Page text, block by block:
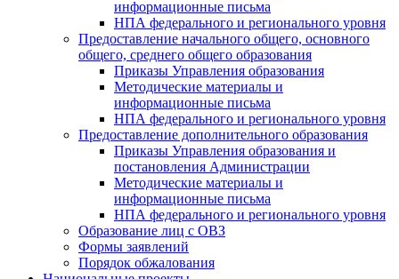
информационные письма
НПА федерального и регионального уровня
Предоставление начального общего, основного
общего, среднего общего образования
Приказы Управления образования
Методические материалы и
информационные письма
НПА федерального и регионального уровня
Предоставление дополнительного образования
Приказы Управления образования и
постановления Администрации
Методические материалы и
информационные письма
НПА федерального и регионального уровня
Образование лиц с ОВЗ
Формы заявлений
Порядок обжалования